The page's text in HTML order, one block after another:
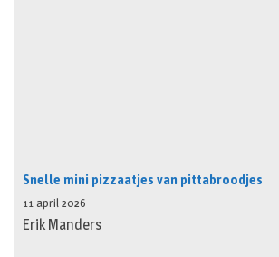
Snelle mini pizzaatjes van pittabroodjes
11 april 2026
Erik Manders